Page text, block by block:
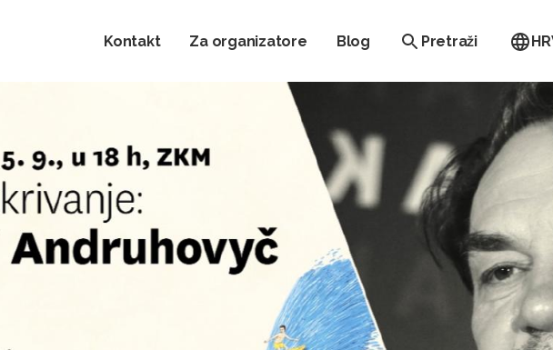
Kontakt Za organizatore Blog Pretraži